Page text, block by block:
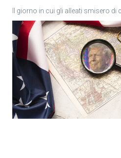
Il giorno in cui gli alleati smisero di